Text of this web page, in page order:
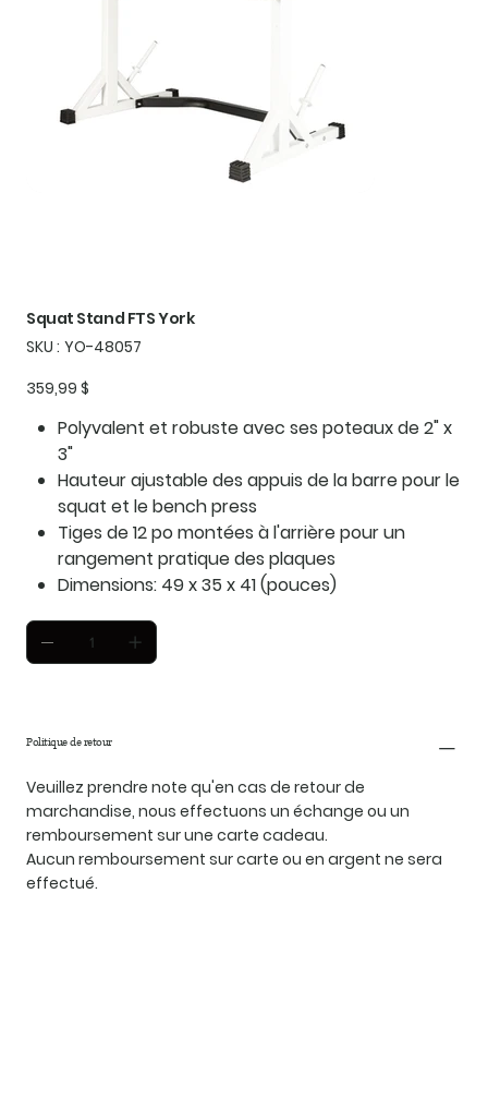
Squat Stand FTS York
SKU : SKU
YO-
YO-48057
Prix
359,99 $
Polyvalent et robuste avec ses poteaux de 2" x
3"
Hauteur ajustable des appuis de la barre pour le
squat et le bench press
Tiges de 12 po montées à l'arrière pour un
rangement pratique des plaques
Dimensions: 49 x 35 x 41 (pouces)
Politique de retour
Veuillez prendre note qu'en cas de retour de
marchandise, nous effectuons un échange ou un
remboursement sur une carte cadeau.
Aucun remboursement sur carte ou en argent ne sera
effectué.